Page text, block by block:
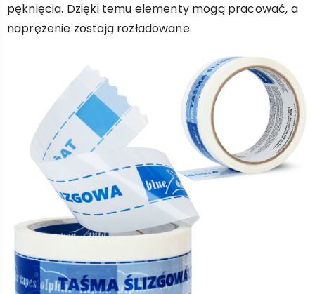
pęknięcia. Dzięki temu elementy mogą pracować, a
naprężenie zostają rozładowane.